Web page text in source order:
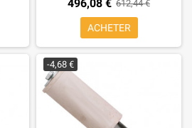
496,08 € 612,44 €
ACHETER
-4,68 €